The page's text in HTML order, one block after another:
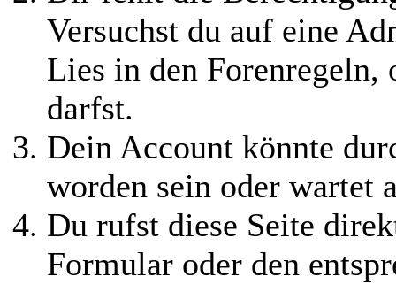
Versuchst du auf eine
Lies in den Forenregeln,
darfst.
Dein Account könnte
worden sein oder wartet
Du rufst diese Seite
Formular oder den